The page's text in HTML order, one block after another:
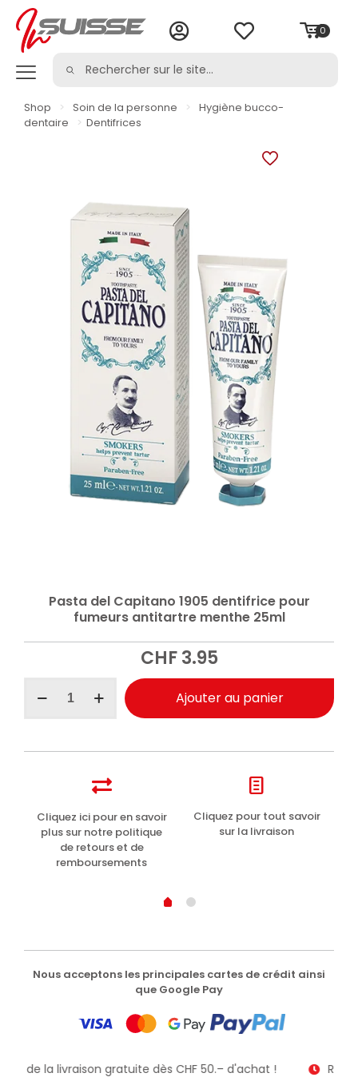
0
Shop > Soin de la personne >
Hygiène bucco-
dentaire
> Dentifrices
Pasta del Capitano 1905 dentifrice pour
fumeurs antitartre menthe 25ml
CHF3.95
antitartre
menthe
Ajouter au panier
Cliquez ici pour en savoir
plus sur notre politique
de retours et de
remboursements
Cliquez pour tout savoir
sur la livraison
Nous acceptons les principales cartes de crédit ainsi
que Google Pay
de la livraison gratuite dès CHF 50.– d'achat !